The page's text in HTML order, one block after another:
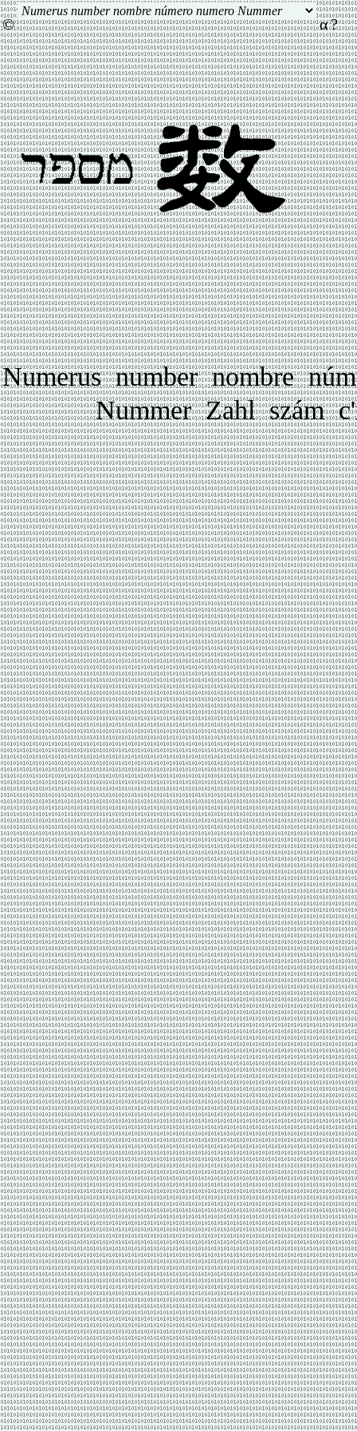
© α?
Numerus number nombre
Nummer Zahl szám